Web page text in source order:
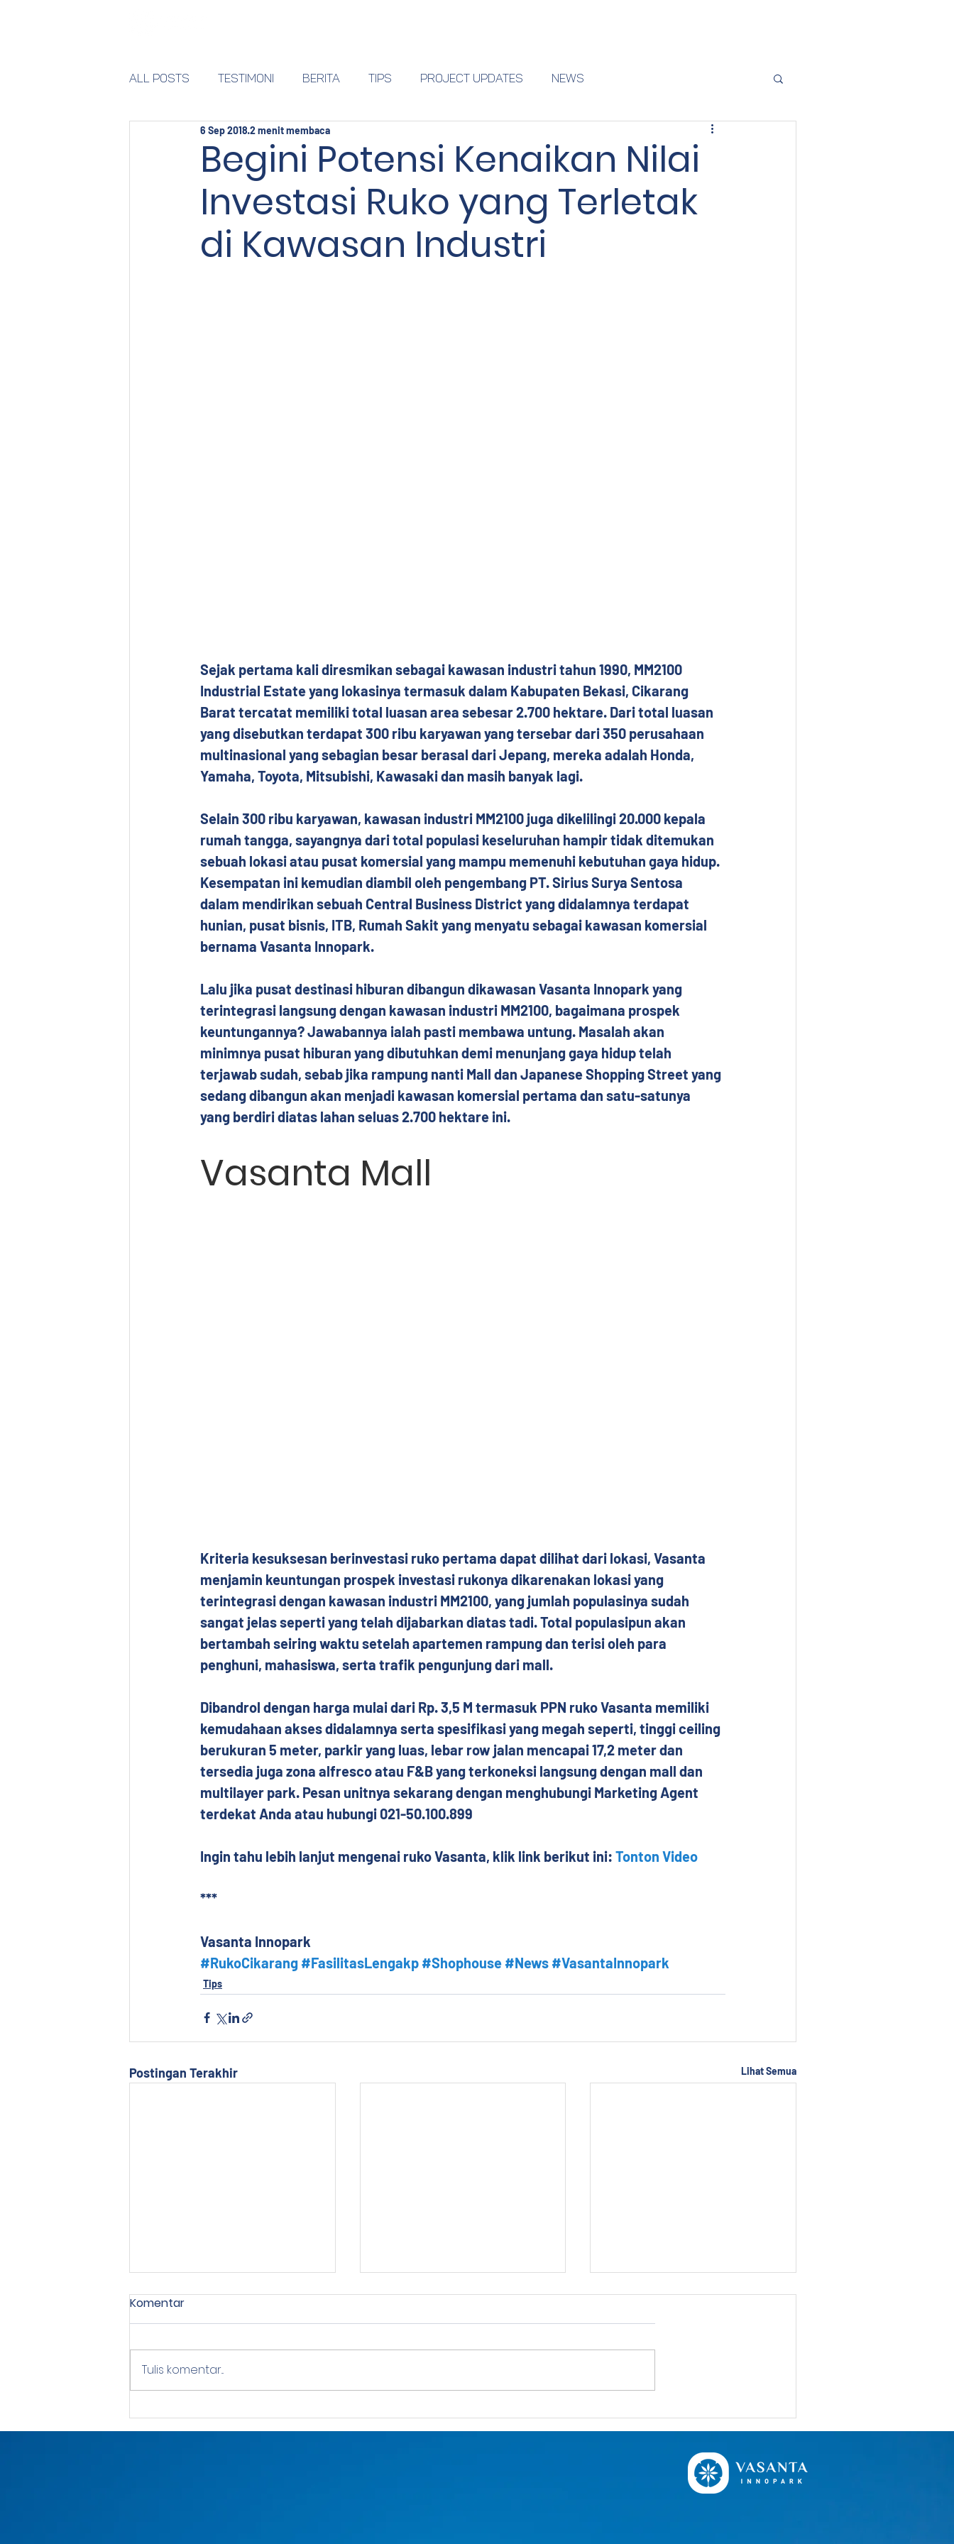
All Posts Testimoni BERITA Tips Project Updates NEWS
Begini Potensi Kenaikan Nilai
Investasi Ruko yang Terletak
di Kawasan Industri
6 Sep 2018 2 menit membaca
Sejak pertama kali diresmikan sebagai kawasan industri tahun 1990, MM2100
Industrial Estate yang lokasinya termasuk dalam Kabupaten Bekasi, Cikarang
Barat tercatat memiliki total luasan area sebesar 2.700 hektare. Dari total luasan
yang disebutkan terdapat 300 ribu karyawan yang tersebar dari 350 perusahaan
multinasional yang sebagian besar berasal dari Jepang, mereka adalah Honda,
Yamaha, Toyota, Mitsubishi, Kawasaki dan masih banyak lagi.
Selain 300 ribu karyawan, kawasan industri MM2100 juga dikelilingi 20.000 kepala
rumah tangga, sayangnya dari total populasi keseluruhan hampir tidak ditemukan
sebuah lokasi atau pusat komersial yang mampu memenuhi kebutuhan gaya hidup.
Kesempatan ini kemudian diambil oleh pengembang PT. Sirius Surya Sentosa
dalam mendirikan sebuah Central Business District yang didalamnya terdapat
hunian, pusat bisnis, ITB, Rumah Sakit yang menyatu sebagai kawasan komersial
bernama Vasanta Innopark.
Lalu jika pusat destinasi hiburan dibangun dikawasan Vasanta Innopark yang
terintegrasi langsung dengan kawasan industri MM2100, bagaimana prospek
keuntungannya? Jawabannya ialah pasti membawa untung. Masalah akan
minimnya pusat hiburan yang dibutuhkan demi menunjang gaya hidup telah
terjawab sudah, sebab jika rampung nanti Mall dan Japanese Shopping Street yang
sedang dibangun akan menjadi kawasan komersial pertama dan satu-satunya
yang berdiri diatas lahan seluas 2.700 hektare ini.
Vasanta Mall
Kriteria kesuksesan berinvestasi ruko pertama dapat dilihat dari lokasi, Vasanta
menjamin keuntungan prospek investasi rukonya dikarenakan lokasi yang
terintegrasi dengan kawasan industri MM2100, yang jumlah populasinya sudah
sangat jelas seperti yang telah dijabarkan diatas tadi. Total populasipun akan
bertambah seiring waktu setelah apartemen rampung dan terisi oleh para
penghuni, mahasiswa, serta trafik pengunjung dari mall.
Dibandrol dengan harga mulai dari Rp. 3,5 M termasuk PPN ruko Vasanta memiliki
kemudahaan akses didalamnya serta spesifikasi yang megah seperti, tinggi ceiling
berukuran 5 meter, parkir yang luas, lebar row jalan mencapai 17,2 meter dan
tersedia juga zona alfresco atau F&B yang terkoneksi langsung dengan mall dan
multilayer park. Pesan unitnya sekarang dengan menghubungi Marketing Agent
terdekat Anda atau hubungi 021-50.100.899
Ingin tahu lebih lanjut mengenai ruko Vasanta, klik link berikut ini: Tonton Video
***
Vasanta Innopark
#RukoCikarang #FasilitasLengakp #Shophouse #News #VasantaInnopark
Tips
Postingan Terakhir Lihat Semua
Cicilan Apartemen
Vasanta Setara Biaya Kos
Hunian Paling Dekat
dengan Jakarta, Dimana
Tinggal di Vasanta
Innopark, Jarak Tak Lagi
Jadi Halangan
Komentar
Tulis komentar...